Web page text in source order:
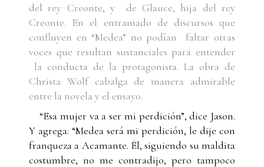
del rey Creonte, y de Glauce, hija del rey
Creonte. En el entramado de discursos que
confluyen en “Medea” no podían faltar otras
voces que resultan sustanciales para entender
la conducta de la protagonista. La obra de
Christa Wolf cabalga de manera admirable
entre la novela y el ensayo.
“Esa mujer va a ser mi perdición”, dice Jason.
Y agrega: “Medea será mi perdición, le dije con
franqueza a Acamante. Él, siguiendo su maldita
costumbre, no me contradijo, pero tampoco